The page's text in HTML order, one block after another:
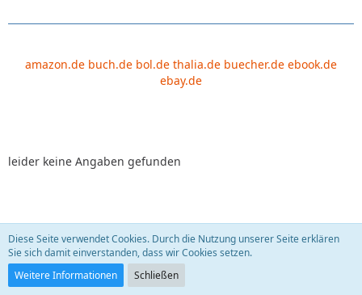
amazon.de buch.de bol.de thalia.de buecher.de ebook.de
ebay.de
leider keine Angaben gefunden
Leben, die Zweite. Krebs - eine Krankheit führt
Regie!?
sauberfrau 22. September 2009
Diese Seite verwendet Cookies. Durch die Nutzung unserer Seite erklären
Sie sich damit einverstanden, dass wir Cookies setzen.
Weitere Informationen
Schließen